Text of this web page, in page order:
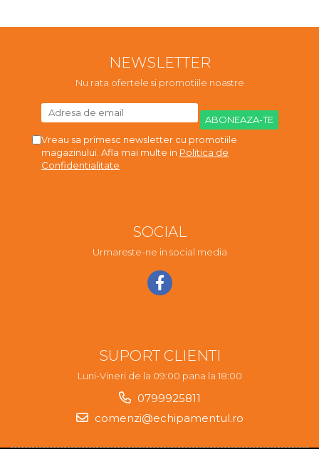
NEWSLETTER
Nu rata ofertele si promotiile noastre
Vreau sa primesc newsletter cu promotiile
magazinului. Afla mai multe in Politica de
Confidentialitate
SOCIAL
Urmareste-ne in social media
SUPORT CLIENTI
Luni-Vineri de la 09:00 pana la 18:00
0799925811
comenzi@echipamentul.ro